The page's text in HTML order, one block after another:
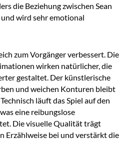
die Beziehung zwischen Sean
wird sehr emotional
zum Vorgänger verbessert. Die
wirken natürlicher, die
gestaltet. Der künstlerische
und weichen Konturen bleibt
läuft das Spiel auf den
eine reibungslose
Die visuelle Qualität trägt
Erzählweise bei und verstärkt die